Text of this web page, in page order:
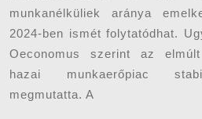
munkanélküliek aránya
2024-ben ismét folytatódhat.
Oeconomus szerint az
hazai munkaerőpiac
megmutatta. A